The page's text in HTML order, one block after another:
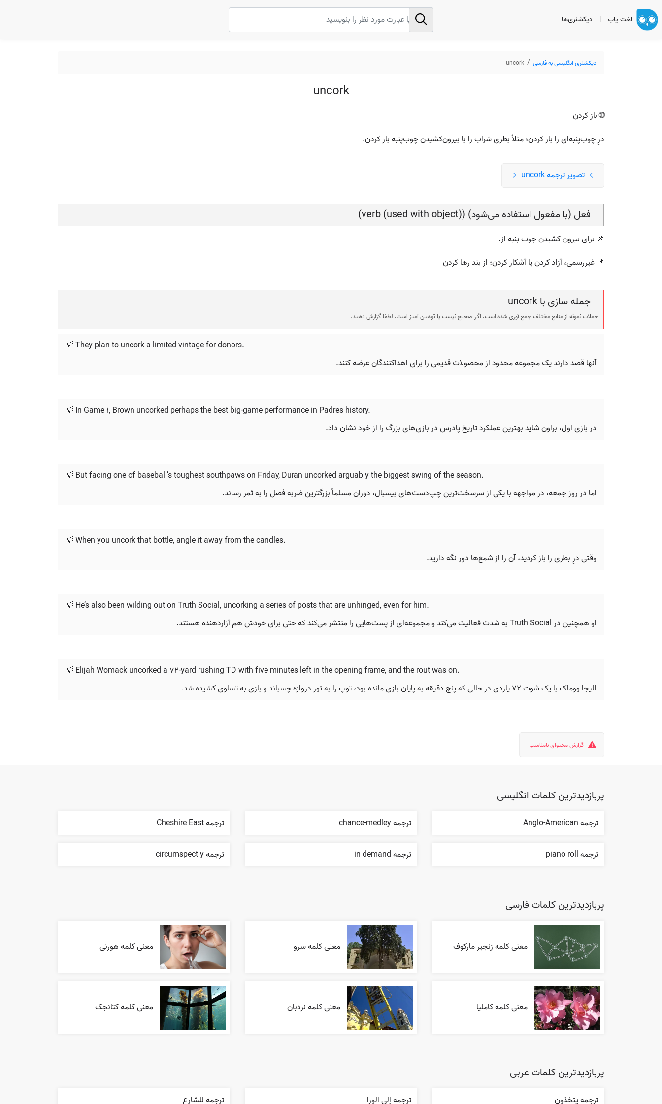
لغت یاب | دیکشنری‌ها
دیکشنری انگلیسی به فارسی uncork
uncork
🌐 باز کردن
درِ چوب‌پنبه‌ای را باز کردن؛ مثلاً بطری شراب را با بیرون‌کشیدن چوب‌پنبه باز کردن.
تصویر ترجمه uncork
فعل (با مفعول استفاده می‌شود) (verb (used with object))
📌 برای بیرون کشیدن چوب پنبه از.
📌 غیررسمی، آزاد کردن یا آشکار کردن؛ از بند رها کردن
جمله سازی با uncork
جملات نمونه از منابع مختلف جمع آوری شده است، اگر صحیح نیست یا توهین آمیز است، لطفا گزارش دهید.
💡 They plan to uncork a limited vintage for donors.
آنها قصد دارند یک مجموعه محدود از محصولات قدیمی را برای اهداکنندگان عرضه کنند.
💡 In Game 1, Brown uncorked perhaps the best big-game performance in Padres history.
در بازی اول، براون شاید بهترین عملکرد تاریخ پادرس در بازی‌های بزرگ را از خود نشان داد.
💡 But facing one of baseball’s toughest southpaws on Friday, Duran uncorked arguably the biggest swing of the season.
اما در روز جمعه، در مواجهه با یکی از سرسخت‌ترین چپ‌دست‌های بیسبال، دوران مسلماً بزرگترین ضربه فصل را به ثمر رساند.
💡 When you uncork that bottle, angle it away from the candles.
وقتی درِ بطری را باز کردید، آن را از شمع‌ها دور نگه دارید.
💡 He’s also been wilding out on Truth Social, uncorking a series of posts that are unhinged, even for him.
او همچنین در Truth Social به شدت فعالیت می‌کند و مجموعه‌ای از پست‌هایی را منتشر می‌کند که حتی برای خودش هم آزاردهنده هستند.
💡 Elijah Womack uncorked a 72-yard rushing TD with five minutes left in the opening frame, and the rout was on.
الیجا ووماک با یک شوت ۷۲ یاردی در حالی که پنج دقیقه به پایان بازی مانده بود، توپ را به تور دروازه چسباند و بازی به تساوی کشیده شد.
گزارش محتوای نامناسب
پربازدیدترین کلمات انگلیسی
ترجمه Anglo-American ترجمه chance-medley ترجمه Cheshire East
ترجمه piano roll ترجمه in demand ترجمه circumspectly
پربازدیدترین کلمات فارسی
معنی کلمه زنجیر مارکوف معنی کلمه سرو معنی کلمه هورنی
معنی کلمه کاملیا معنی کلمه نردبان معنی کلمه کتانجک
پربازدیدترین کلمات عربی
ترجمه يتخذون ترجمه إلی الورا ترجمه للشارع